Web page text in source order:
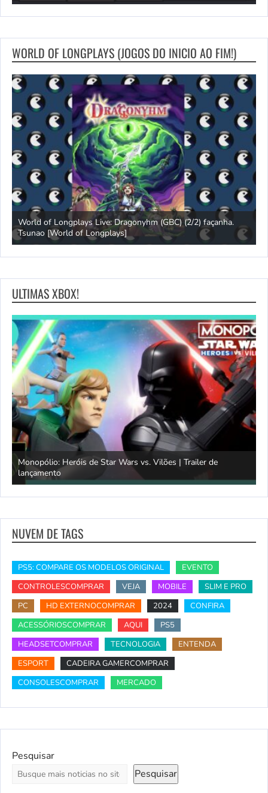
WORLD OF LONGPLAYS (JOGOS DO INICIO AO FIM!)
World of Longplays Live: Dragonyhm (GBC) (2/2) façanha.
Tsunao [World of Longplays]
ULTIMAS XBOX!
Monopólio: Heróis de Star Wars vs. Vilões | Trailer de
lançamento
NUVEM DE TAGS
PS5: COMPARE OS MODELOS ORIGINAL
EVENTO
CONTROLESCOMPRAR
VEJA MOBILE
SLIM E PRO
PC
HD EXTERNOCOMPRAR 2024
CONFIRA
ACESSÓRIOSCOMPRAR
AQUI
PS5
HEADSETCOMPRAR
TECNOLOGIA
ENTENDA
ESPORT
CADEIRA GAMERCOMPRAR
CONSOLESCOMPRAR
MERCADO
Pesquisar
Pesquisar